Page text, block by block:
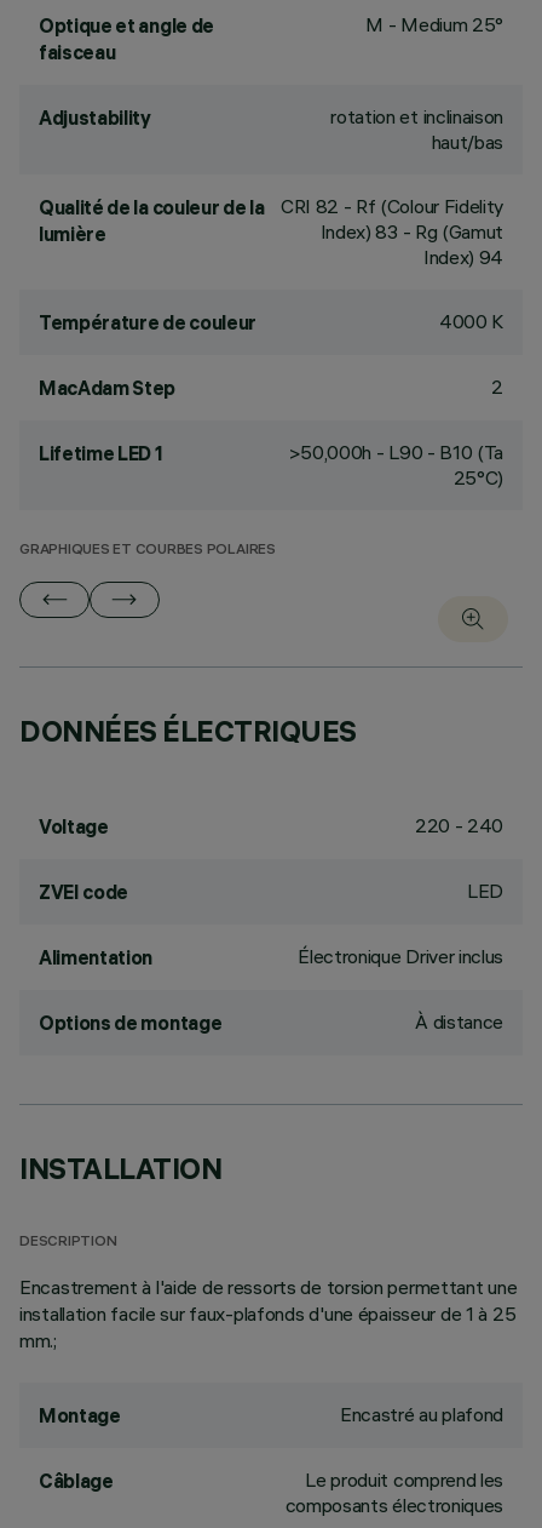
Optique et angle de
faisceau
M - Medium 25°
Adjustability
rotation et inclinaison
haut/bas
Qualité de la couleur de la
lumière
CRI 82 - Rf (Colour Fidelity
Index) 83 - Rg (Gamut
Index) 94
Température de couleur 4000 K
MacAdam Step 2
Lifetime LED 1
>50,000h - L90 - B10 (Ta
25°C)
GRAPHIQUES ET COURBES POLAIRES
DONNÉES ÉLECTRIQUES
Voltage 220 - 240
ZVEI code LED
Alimentation Électronique Driver inclus
Options de montage À distance
INSTALLATION
DESCRIPTION
Encastrement à l'aide de ressorts de torsion permettant une
installation facile sur faux-plafonds d'une épaisseur de 1 à 25
mm.;
Montage Encastré au plafond
Câblage
Le produit comprend les
composants électroniques